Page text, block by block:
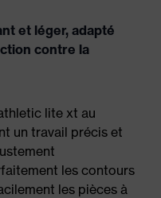
et léger, adapté
contre la
lite xt au
un travail précis et
les contours
les pièces à